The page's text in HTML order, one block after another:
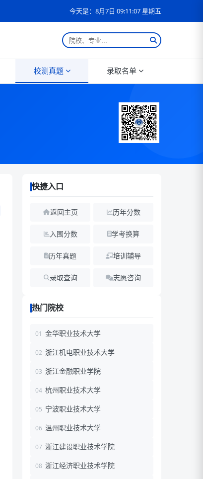
今天是：8月7日 09:11:08 星期五
校测真题 录取名单
快捷入口
返回主页 历年分数
入围分数 学考换算
历年真题 培训辅导
录取查询 志愿咨询
热门院校
金华职业技术大学
浙江机电职业技术大学
浙江金融职业学院
杭州职业技术大学
宁波职业技术大学
温州职业技术大学
浙江建设职业技术学院
浙江经济职业技术学院